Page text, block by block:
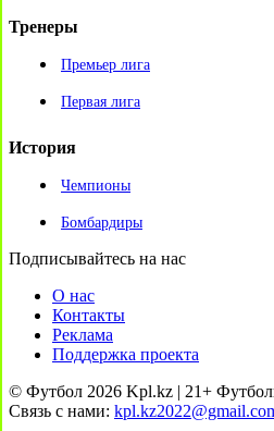
Тренеры
Премьер лига
Первая лига
История
Чемпионы
Бомбардиры
Подписывайтесь на нас
О нас
Контакты
Реклама
Поддержка проекта
© Футбол 2026 Kpl.kz | 21+
Связь с нами: